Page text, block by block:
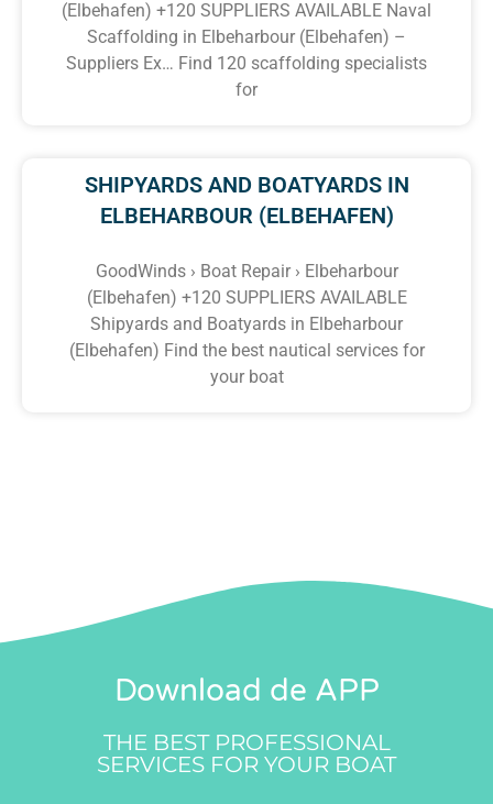
(Elbehafen) +120 SUPPLIERS AVAILABLE Naval
Scaffolding in Elbeharbour (Elbehafen) –
Suppliers Ex… Find 120 scaffolding specialists
for
SHIPYARDS AND BOATYARDS IN
ELBEHARBOUR (ELBEHAFEN)
GoodWinds › Boat Repair › Elbeharbour
(Elbehafen) +120 SUPPLIERS AVAILABLE
Shipyards and Boatyards in Elbeharbour
(Elbehafen) Find the best nautical services for
your boat
Download de APP
THE BEST PROFESSIONAL
SERVICES FOR YOUR BOAT